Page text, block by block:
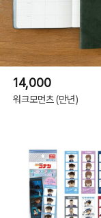
14,000
워크모먼츠 (만년)